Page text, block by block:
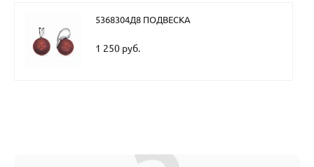
5368304Д8 ПОДВЕСКА
1 250 руб.